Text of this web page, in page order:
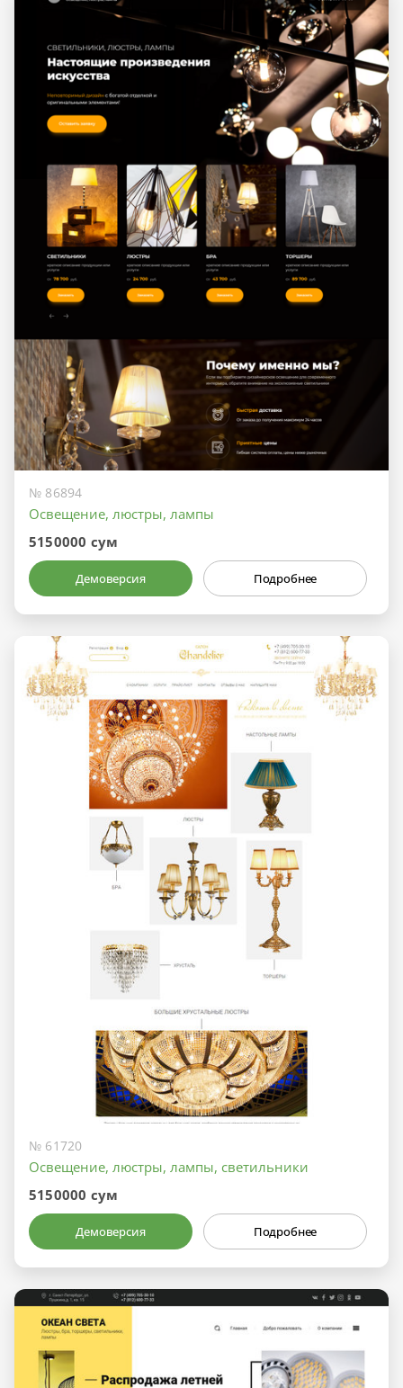
№ 86894
Освещение, люстры, лампы
5150000 сум
Демоверсия Подробнее
№ 61720
Освещение, люстры, лампы, светильники
5150000 сум
Демоверсия Подробнее